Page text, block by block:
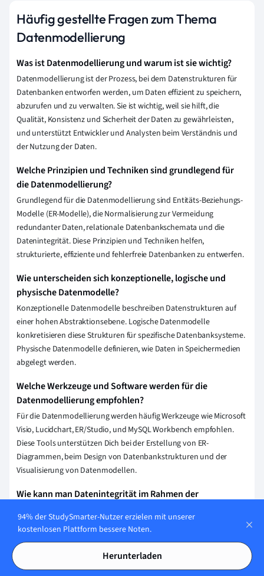
Häufig gestellte Fragen zum Thema
Datenmodellierung
Was ist Datenmodellierung und warum ist sie wichtig?
Datenmodellierung ist der Prozess, bei dem Datenstrukturen für
Datenbanken entworfen werden, um Daten effizient zu speichern,
abzurufen und zu verwalten. Sie ist wichtig, weil sie hilft, die
Qualität, Konsistenz und Sicherheit der Daten zu gewährleisten,
und unterstützt Entwickler und Analysten beim Verständnis und
der Nutzung der Daten.
Welche Prinzipien und Techniken sind grundlegend für
die Datenmodellierung?
Grundlegend für die Datenmodellierung sind Entitäts-Beziehungs-
Modelle (ER-Modelle), die Normalisierung zur Vermeidung
redundanter Daten, relationale Datenbankschemata und die
Datenintegrität. Diese Prinzipien und Techniken helfen,
strukturierte, effiziente und fehlerfreie Datenbanken zu entwerfen.
Wie unterscheiden sich konzeptionelle, logische und
physische Datenmodelle?
Konzeptionelle Datenmodelle beschreiben Datenstrukturen auf
einer hohen Abstraktionsebene. Logische Datenmodelle
konkretisieren diese Strukturen für spezifische Datenbanksysteme.
Physische Datenmodelle definieren, wie Daten in Speichermedien
abgelegt werden.
Welche Werkzeuge und Software werden für die
Datenmodellierung empfohlen?
Für die Datenmodellierung werden häufig Werkzeuge wie Microsoft
Visio, Lucidchart, ER/Studio, und MySQL Workbench empfohlen.
Diese Tools unterstützen Dich bei der Erstellung von ER-
Diagrammen, beim Design von Datenbankstrukturen und der
Visualisierung von Datenmodellen.
Wie kann man Datenintegrität im Rahmen der
Du kannst Datenintegrität durch die Definition klarer
Primärschlüssel und Fremdschlüsselbeziehungen) und das
Einrichten von Validierungsregeln (z.B. Datentypen und
94% der StudySmarter-Nutzer erzielen mit unserer
kostenlosen Plattform bessere Noten.
Herunterladen